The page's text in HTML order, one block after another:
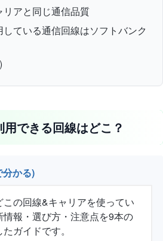
アと同じ通信品質
ている通信回線はソフトバンク
できる回線はどこ？
分かる)
この回線&キャリアを使ってい
情報・選び方・注意点を9本の
ガイドです。